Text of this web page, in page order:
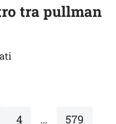
tra pullman
4 …
579